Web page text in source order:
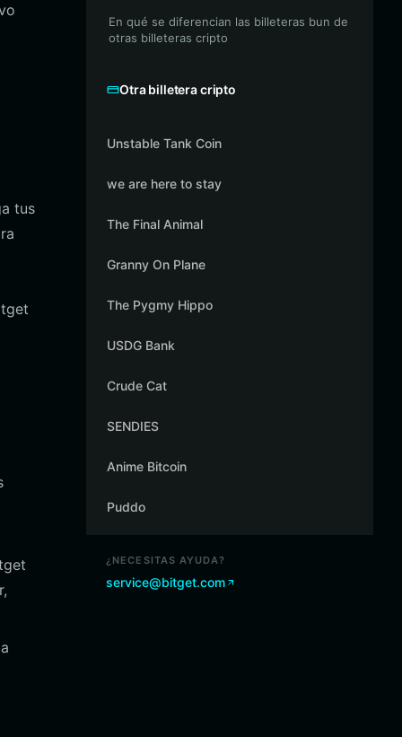
tus
En qué se diferencian las billeteras bun de
otras billeteras cripto
Otra billetera cripto
Unstable Tank Coin
we are here to stay
The Final Animal
Granny On Plane
The Pygmy Hippo
USDG Bank
Crude Cat
SENDIES
Anime Bitcoin
Puddo
¿NECESITAS AYUDA?
service@bitget.com